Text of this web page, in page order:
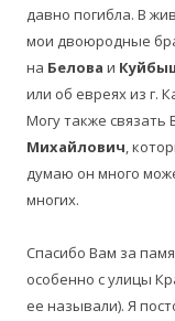
давно погибла. В
мои двоюродные
на Белова и
или об евреях из г.
Могу также связать
Михайлович,
думаю он много
многих.
Спасибо Вам за
особенно с улицы
ее называли). Я